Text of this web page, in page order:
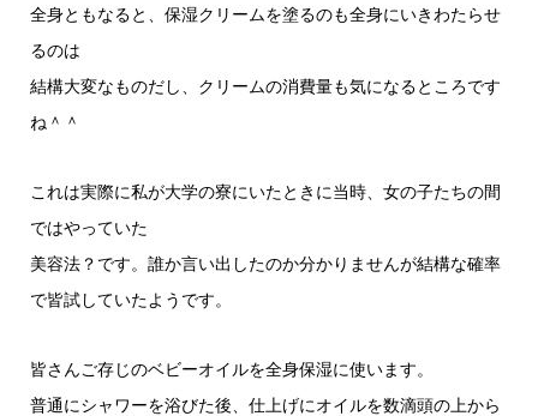
全身ともなると、保湿クリームを塗るのも全身にいきわたらせ
るのは
結構大変なものだし、クリームの消費量も気になるところです
ね＾＾
これは実際に私が大学の寮にいたときに当時、女の子たちの間
ではやっていた
美容法？です。誰か言い出したのか分かりませんが結構な確率
で皆試していたようです。
皆さんご存じのベビーオイルを全身保湿に使います。
普通にシャワーを浴びた後、仕上げにオイルを数滴頭の上から